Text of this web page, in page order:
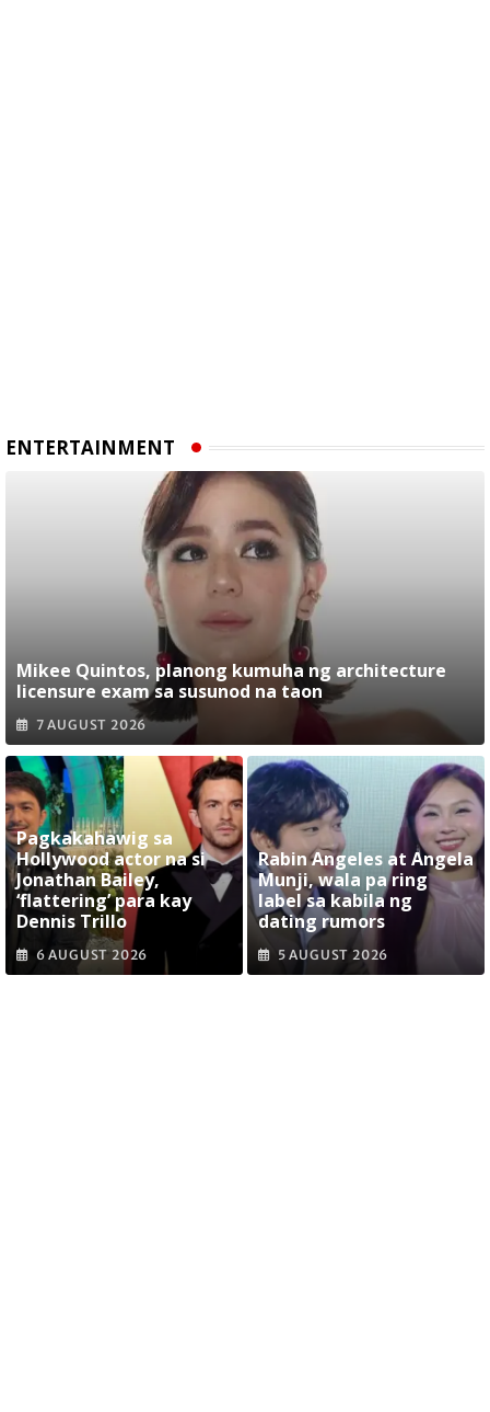
ENTERTAINMENT
Mikee Quintos, planong kumuha ng architecture
licensure exam sa susunod na taon
7 AUGUST 2026
Pagkakahawig sa
Hollywood actor na si
Jonathan Bailey,
‘flattering’ para kay
Dennis Trillo
6 AUGUST 2026
Rabin Angeles at Angela
Munji, wala pa ring
label sa kabila ng
dating rumors
5 AUGUST 2026